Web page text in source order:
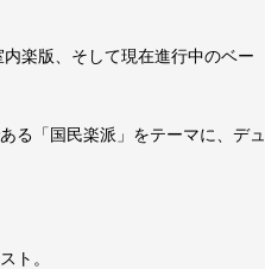
楽版、そして現在進行中のベー
る「国民楽派」をテーマに、デュ
ト。